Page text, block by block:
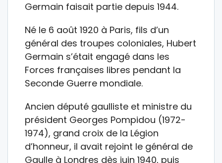
Germain faisait partie depuis 1944.
Né le 6 août 1920 à Paris, fils d’un
général des troupes coloniales, Hubert
Germain s’était engagé dans les
Forces françaises libres pendant la
Seconde Guerre mondiale.
Ancien député gaulliste et ministre du
président Georges Pompidou (1972-
1974), grand croix de la Légion
d’honneur, il avait rejoint le général de
Gaulle à Londres dès juin 1940, puis